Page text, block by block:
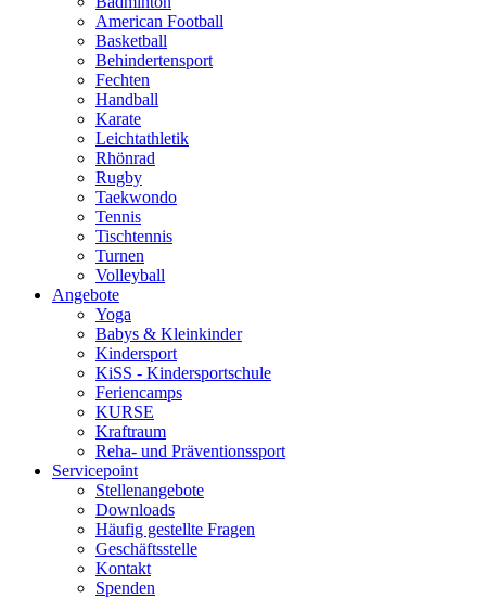
American Football
Basketball
Behindertensport
Fechten
Handball
Karate
Leichtathletik
Rhönrad
Rugby
Taekwondo
Tennis
Tischtennis
Turnen
Volleyball
Angebote
Yoga
Babys & Kleinkinder
Kindersport
KiSS - Kindersportschule
Feriencamps
KURSE
Kraftraum
Reha- und Präventionssport
Servicepoint
Stellenangebote
Downloads
Häufig gestellte Fragen
Geschäftsstelle
Kontakt
Spenden